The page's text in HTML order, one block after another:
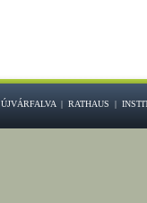
ÚJVÁRFALVA | RATHAUS |